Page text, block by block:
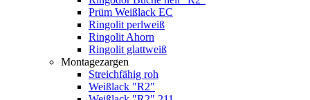
Prüm Weißlack EC
Ringolit perlweiß
Ringolit Ahorn
Ringolit glattweiß
Montagezargen
Streichfähig roh
Weißlack "R2"